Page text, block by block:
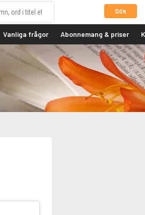
Sök
Vanliga frågor Abonnemang & priser